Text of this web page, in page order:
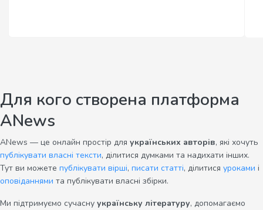
Для кого створена платформа
ANews
ANews — це онлайн простір для українських авторів, які хочуть
публікувати власні тексти, ділитися думками та надихати інших.
Тут ви можете публікувати вірші, писати статті, ділитися уроками і
оповіданнями та публікувати власні збірки.
Ми підтримуємо сучасну українську літературу, допомагаємо